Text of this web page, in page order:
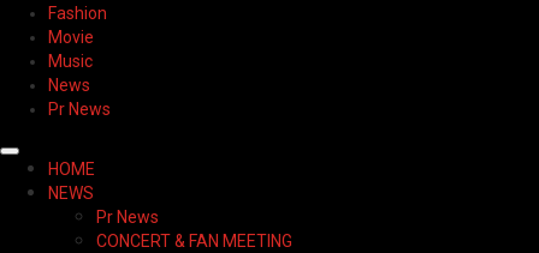
Fashion
Movie
Music
News
Pr News
Primary
Menu
HOME
NEWS
Pr News
CONCERT & FAN MEETING